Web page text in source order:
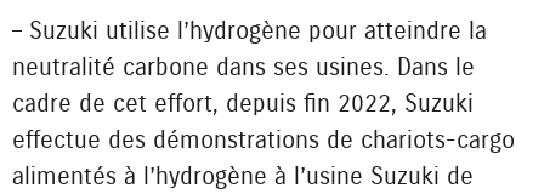
– Suzuki utilise l’hydrogène pour atteindre la
neutralité carbone dans ses usines. Dans le
cadre de cet effort, depuis fin 2022, Suzuki
effectue des démonstrations de chariots-cargo
alimentés à l’hydrogène à l’usine Suzuki de